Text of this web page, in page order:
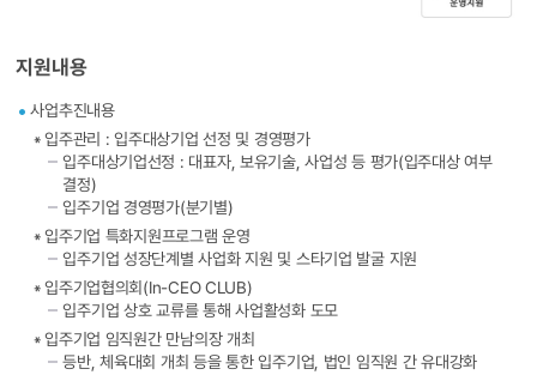
지원내용
사업추진내용
＊입주관리 : 입주대상기업 선정 및 경영평가
입주대상기업선정 : 대표자, 보유기술, 사업성 등 평가(입주대상 여부
결정)
입주기업 경영평가(분기별)
＊입주기업 특화지원프로그램 운영
입주기업 성장단계별 사업화 지원 및 스타기업 발굴 지원
＊입주기업협의회(In-CEO CLUB)
입주기업 상호 교류를 통해 사업활성화 도모
＊입주기업 임직원간 만남의장 개최
등반, 체육대회 개최 등을 통한 입주기업, 법인 임직원 간 유대강화